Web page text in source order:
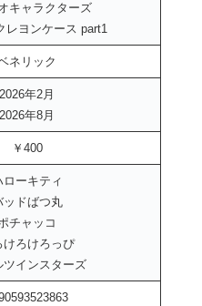
キャラクターズ
ヨンケース part1
ネリック
2026年2月
2026年8月
￥400
ローキティ
ッドばつ丸
チャッコ
けろけろっぴ
ツインスターズ